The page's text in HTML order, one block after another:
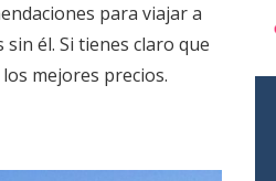
para viajar a
él. Si tienes claro que
mejores precios.